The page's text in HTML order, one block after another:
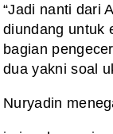
“Jadi nanti dari
diundang untuk
bagian
dua yakni soal
Nuryadin